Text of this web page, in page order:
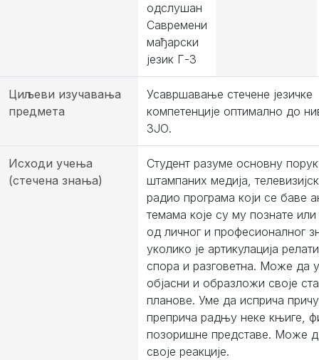
одслушан
Савремени
мађарски
језик Г-3
Циљеви изучавања
предмета
Усавршавање стечене језичке
компетенције оптимално до
ЗЈО.
Исходи учења
(стечена знања)
Студент разуме основну
штампаних медија,
радио програма који се баве
темама које су му познате
од личног и професионалног
уколико је артикулација
спора и разговетна. Може да
објасни и образложи своје
планове. Уме да исприча
преприча радњу неке књиге,
позоришне представе. Може
своје реакције.